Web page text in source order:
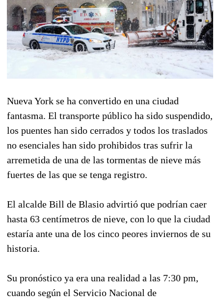
Nueva York se ha convertido en una ciudad
fantasma. El transporte público ha sido suspendido,
los puentes han sido cerrados y todos los traslados
no esenciales han sido prohibidos tras sufrir la
arremetida de una de las tormentas de nieve más
fuertes de las que se tenga registro.
El alcalde Bill de Blasio advirtió que podrían caer
hasta 63 centímetros de nieve, con lo que la ciudad
estaría ante una de los cinco peores inviernos de su
historia.
Su pronóstico ya era una realidad a las 7:30 pm,
cuando según el Servicio Nacional de